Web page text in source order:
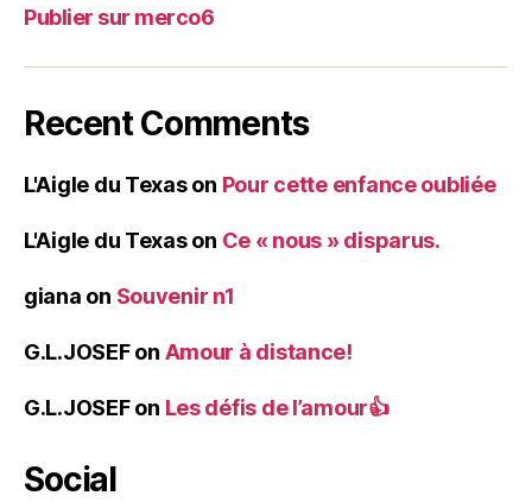
Publier sur merco6
Recent Comments
L'Aigle du Texason Pour cette enfance oubliée
L'Aigle du Texason Ce « nous » disparus.
giana on Souvenir n1
G.L.JOSEFon Amour à distance!
G.L.JOSEFon Les défis de l’amour👍
Social